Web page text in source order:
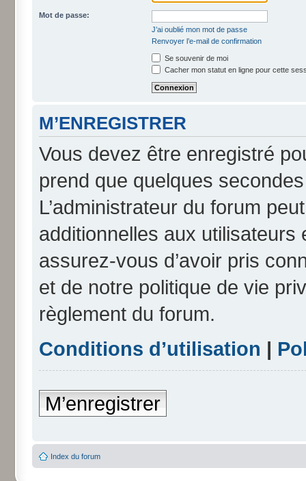
Mot de passe:
J’ai oublié mon mot de passe
Renvoyer l’e-mail de confirmation
Se souvenir de moi
Cacher mon statut en ligne pour cette
M’ENREGISTRER
Vous devez être enregistré
prend que quelques
L’administrateur du forum
additionnelles aux
assurez-vous d’avoir pris
et de notre politique de vie
règlement du forum.
Conditions d’utilisation |
M’enregistrer
Index du forum